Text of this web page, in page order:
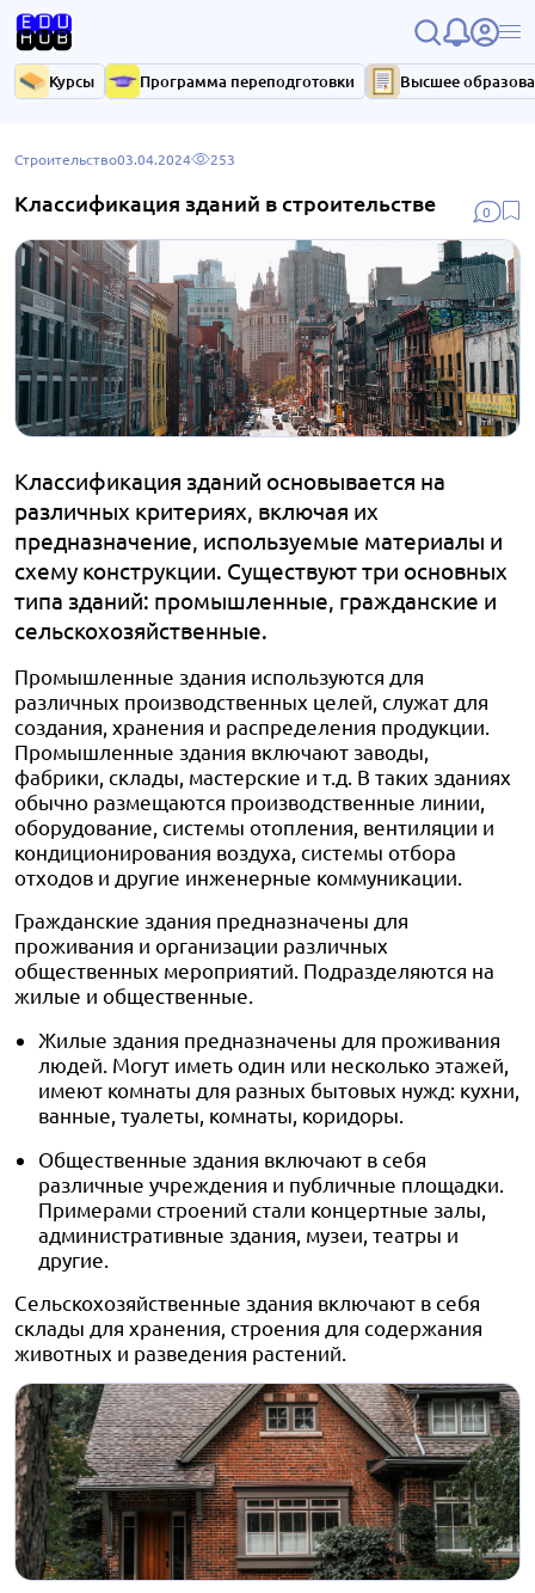
Курсы Программа переподготовки Высшее
0
Строительство03.04.2024 253
Классификация зданий в строительстве
Классификация зданий основывается на
различных критериях, включая их
предназначение, используемые материалы и
схему конструкции. Существуют три основных
типа зданий: промышленные, гражданские и
сельскохозяйственные.
Промышленные здания используются для
различных производственных целей, служат для
создания, хранения и распределения продукции.
Промышленные здания включают заводы,
фабрики, склады, мастерские и т.д. В таких зданиях
обычно размещаются производственные линии,
оборудование, системы отопления, вентиляции и
кондиционирования воздуха, системы отбора
отходов и другие инженерные коммуникации.
Гражданские здания предназначены для
проживания и организации различных
общественных мероприятий. Подразделяются на
жилые и общественные.
Жилые здания предназначены для проживания
людей. Могут иметь один или несколько этажей,
имеют комнаты для разных бытовых нужд: кухни,
ванные, туалеты, комнаты, коридоры.
Общественные здания включают в себя
различные учреждения и публичные площадки.
Примерами строений стали концертные залы,
административные здания, музеи, театры и
другие.
Сельскохозяйственные здания включают в себя
склады для хранения, строения для содержания
животных и разведения растений.